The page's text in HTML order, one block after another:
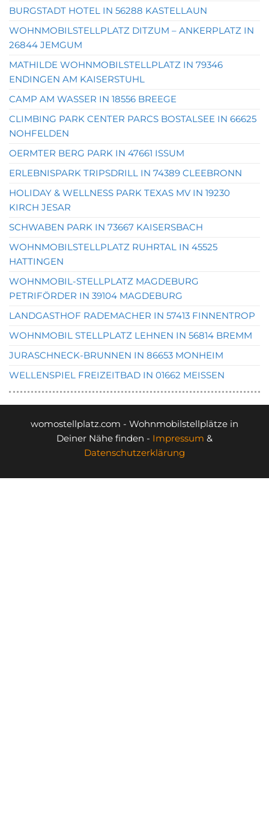
BURGSTADT HOTEL IN 56288 KASTELLAUN
WOHNMOBILSTELLPLATZ DITZUM – ANKERPLATZ IN
26844 JEMGUM
MATHILDE WOHNMOBILSTELLPLATZ IN 79346
ENDINGEN AM KAISERSTUHL
CAMP AM WASSER IN 18556 BREEGE
CLIMBING PARK CENTER PARCS BOSTALSEE IN 66625
NOHFELDEN
OERMTER BERG PARK IN 47661 ISSUM
ERLEBNISPARK TRIPSDRILL IN 74389 CLEEBRONN
HOLIDAY & WELLNESS PARK TEXAS MV IN 19230
KIRCH JESAR
SCHWABEN PARK IN 73667 KAISERSBACH
WOHNMOBILSTELLPLATZ RUHRTAL IN 45525
HATTINGEN
WOHNMOBIL-STELLPLATZ MAGDEBURG
PETRIFÖRDER IN 39104 MAGDEBURG
LANDGASTHOF RADEMACHER IN 57413 FINNENTROP
WOHNMOBIL STELLPLATZ LEHNEN IN 56814 BREMM
JURASCHNECK-BRUNNEN IN 86653 MONHEIM
WELLENSPIEL FREIZEITBAD IN 01662 MEISSEN
womostellplatz.com - Wohnmobilstellplätze in
Deiner Nähe finden - Impressum &
Datenschutzerklärung